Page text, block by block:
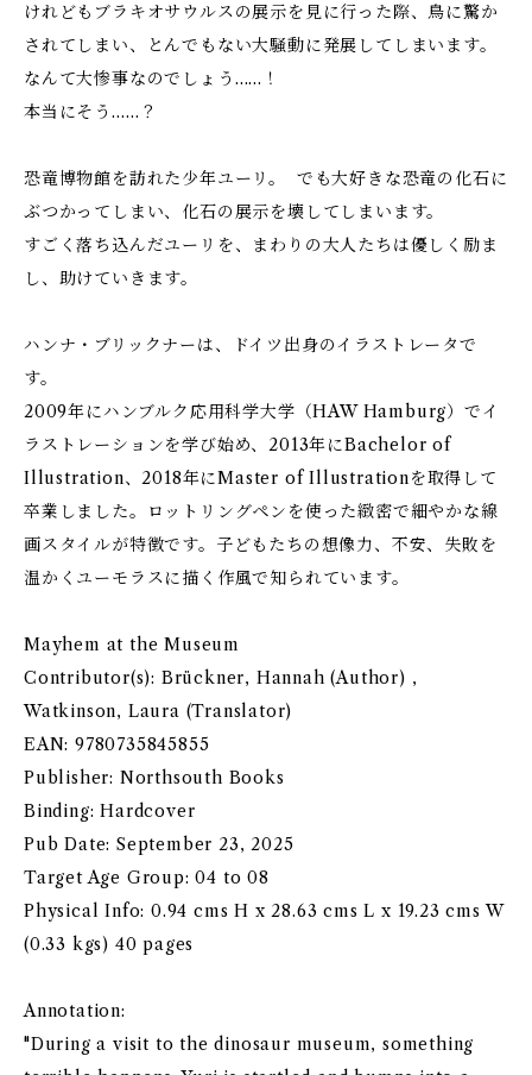
けれどもブラキオサウルスの展示を見に行った際、鳥に驚か
されてしまい、とんでもない大騒動に発展してしまいます。
なんて大惨事なのでしょう……！
本当にそう……？
恐竜博物館を訪れた少年ユーリ。 でも大好きな恐竜の化石に
ぶつかってしまい、化石の展示を壊してしまいます。
すごく落ち込んだユーリを、まわりの大人たちは優しく励ま
し、助けていきます。
ハンナ・ブリックナーは、ドイツ出身のイラストレータで
す。
2009年にハンブルク応用科学大学（HAW Hamburg）でイ
ラストレーションを学び始め、2013年にBachelor of
Illustration、2018年にMaster of Illustrationを取得して
卒業しました。ロットリングペンを使った緻密で細やかな線
画スタイルが特徴です。子どもたちの想像力、不安、失敗を
温かくユーモラスに描く作風で知られています。
Mayhem at the Museum
Contributor(s): Brückner, Hannah (Author) ,
Watkinson, Laura (Translator)
EAN: 9780735845855
Publisher: Northsouth Books
Binding: Hardcover
Pub Date: September 23, 2025
Target Age Group: 04 to 08
Physical Info: 0.94 cms H x 28.63 cms L x 19.23 cms W
(0.33 kgs) 40 pages
Annotation:
"During a visit to the dinosaur museum, something